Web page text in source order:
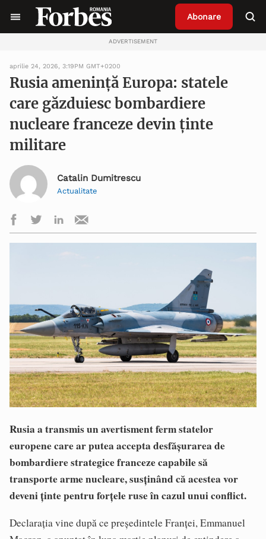
Abonare
ADVERTISEMENT
aprilie 24, 2026, 3:19PM GMT+0200
Rusia amenință Europa: statele
care găzduiesc bombardiere
nucleare franceze devin ținte
militare
Catalin Dumitrescu
Actualitate
Rusia a transmis un avertisment ferm statelor
europene care ar putea accepta desfășurarea de
bombardiere strategice franceze capabile să
transporte arme nucleare, susținând că acestea vor
deveni ținte pentru forțele ruse în cazul unui conflict.
Declarația vine după ce președintele Franței, Emmanuel